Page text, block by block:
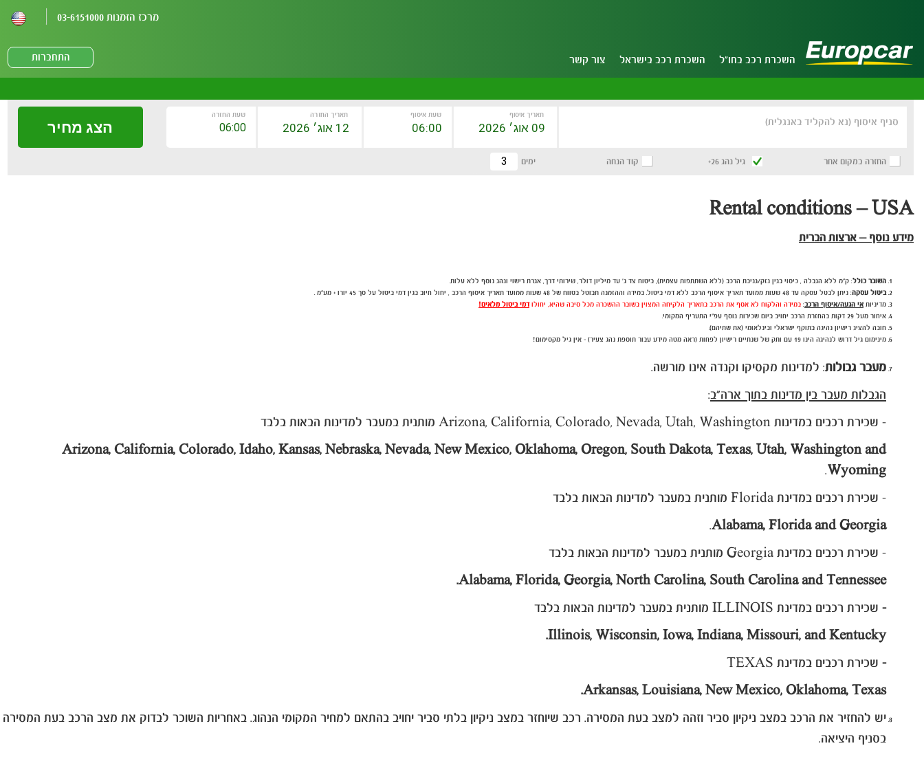
מרכז הזמנות 03-6151000
השכרת רכב בחו"ל השכרת רכב בישראל צור קשר התחברות
סניף איסוף (נא להקליד באנגלית)
תאריך איסוף שעת איסוף תאריך החזרה שעת החזרה
החזרה במקום אחר גיל נהג 26+ קוד הנחה ימים
הצג מחיר
Rental conditions – USA
מידע נוסף – ארצות הברית
השובר כולל: ק"מ ללא הגבלה , כיסוי בגין נזק/גניבת הרכב (ללא השתתפות עצמית), ביטוח צד ג' עד מיליון דולר, שירותי דרך, אגרת רישוי ונהג נוסף ללא עלות.
ביטול עסקה: ניתן לבטל עסקה עד 48 שעות ממועד תאריך איסוף הרכב ללא דמי ביטול. במידה וההזמנה תבוטל בטווח של 48 שעות ממועד תאריך איסוף הרכב , יחול חיוב בגין דמי ביטול על סך 45 יורו + מע"מ .
מדיניות אי הגעה/איסוף הרכב: במידה והלקוח לא אסף את הרכב בתאריך הלקיחה המצוין בשובר ההשכרה מכל סיבה שהיא, יחולודמי ביטול מלאים!
איחור מעל 29 דקות
בהחזרת הרכב יחויב ביום שכירות נוסף עפ"י התעריף המקומי.
חובה להציג רישיון נהיגה בתוקף ישראלי ובינלאומי (את שתיהם).
מינימום גיל דרוש לנהיגה הינו 19 עם ותק של שנתיים רישיון לפחות (ראה מטה מידע עבור תוספת נהג צעיר) - אין גיל מקסימום!
מעבר גבולות: למדינות מקסיקו וקנדה אינו מורשה.
הגבלות מעבר בין מדינות בתוך ארה"ב:
- שכירת רכבים במדינות Arizona, California, Colorado, Nevada, Utah, Washington מותנית במעבר למדינות הבאות בלבד
Arizona, California, Colorado, Idaho, Kansas, Nebraska, Nevada, New Mexico, Oklahoma, Oregon, South Dakota, Texas, Utah, Washington and
Wyoming
.
- שכירת רכבים במדינת Florida מותנית במעבר למדינות הבאות בלבד
Alabama, Florida and Georgia
.
- שכירת רכבים במדינת Georgia מותנית במעבר למדינות הבאות בלבד
Alabama, Florida, Georgia, North Carolina, South Carolina and Tennessee.
- שכירת רכבים במדינת ILLINOIS
מותנית במעבר למדינות הבאות בלבד
Illinois, Wisconsin, Iowa, Indiana, Missouri, and Kentucky.
- שכירת רכבים במדינת TEXAS
Arkansas, Louisiana, New Mexico, Oklahoma, Texas.
יש להחזיר את הרכב במצב ניקיון סביר וזהה למצב בעת המסירה. רכב שיוחזר במצב ניקיון בלתי סביר יחויב בהתאם למחיר המקומי הנהוג. באחריות השוכר לבדוק את מצב הרכב בעת המסירה
בסניף היציאה.